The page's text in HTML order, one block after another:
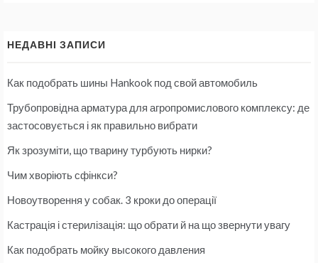
НЕДАВНІ ЗАПИСИ
Как подобрать шины Hankook под свой автомобиль
Трубопровідна арматура для агропромислового комплексу: де
застосовується і як правильно вибрати
Як зрозуміти, що тварину турбують нирки?
Чим хворіють сфінкси?
Новоутворення у собак. 3 кроки до операції
Кастрація і стерилізація: що обрати й на що звернути увагу
Как подобрать мойку высокого давления